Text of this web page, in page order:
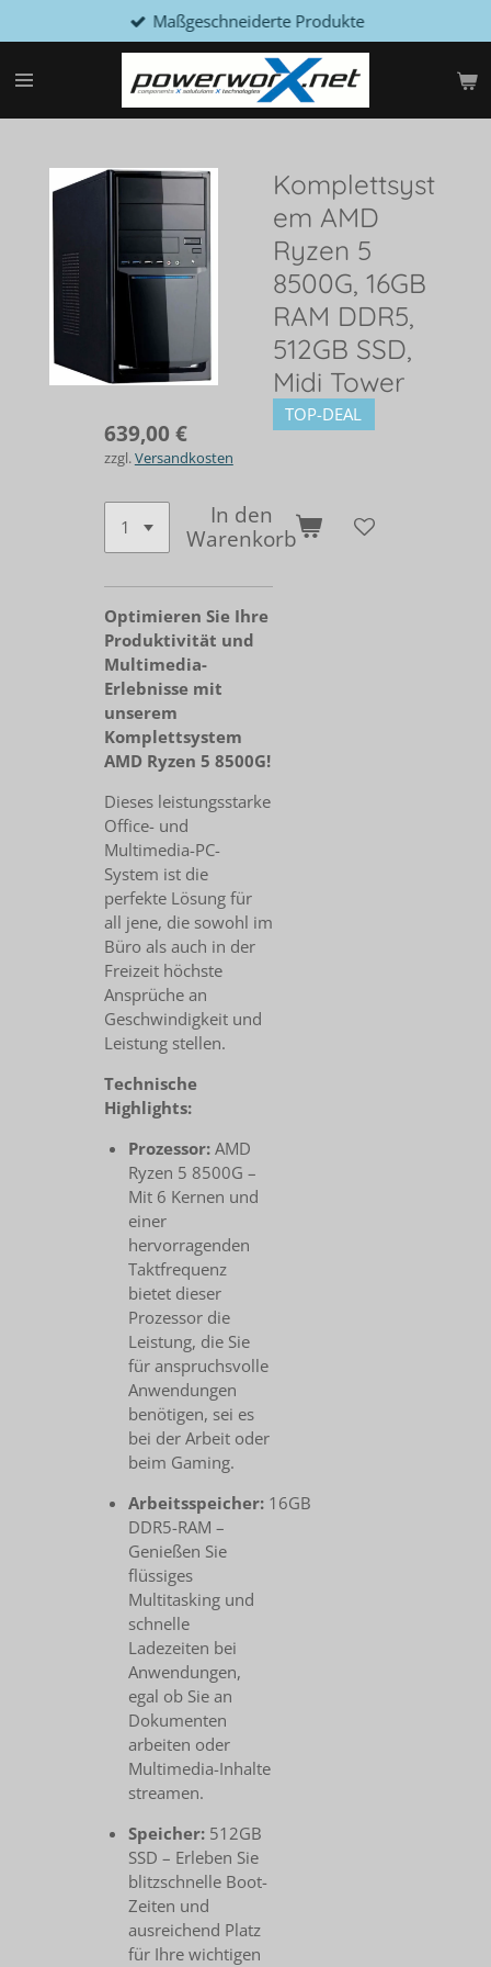
Hauptinhalt
springen
Maßgeschneiderte Produkte
Komplettsyst
em AMD
Ryzen 5
8500G, 16GB
RAM DDR5,
512GB SSD,
Midi Tower
TOP-DEAL
639,00 €
zzgl.Versandkosten
In den
Warenkorb
Optimieren Sie Ihre
Produktivität und
Multimedia-
Erlebnisse mit
unserem
Komplettsystem
AMD Ryzen 5 8500G!
Dieses leistungsstarke
Office- und
Multimedia-PC-
System ist die
perfekte Lösung für
all jene, die sowohl im
Büro als auch in der
Freizeit höchste
Ansprüche an
Geschwindigkeit und
Leistung stellen.
Technische
Highlights:
Prozessor: AMD
Ryzen 5 8500G –
Mit 6 Kernen und
einer
hervorragenden
Taktfrequenz
bietet dieser
Prozessor die
Leistung, die Sie
für anspruchsvolle
Anwendungen
benötigen, sei es
bei der Arbeit oder
beim Gaming.
Arbeitsspeicher: 16GB
DDR5-RAM –
Genießen Sie
flüssiges
Multitasking und
schnelle
Ladezeiten bei
Anwendungen,
egal ob Sie an
Dokumenten
arbeiten oder
Multimedia-Inhalte
streamen.
Speicher: 512GB
SSD – Erleben Sie
blitzschnelle Boot-
Zeiten und
ausreichend Platz
für Ihre wichtigen